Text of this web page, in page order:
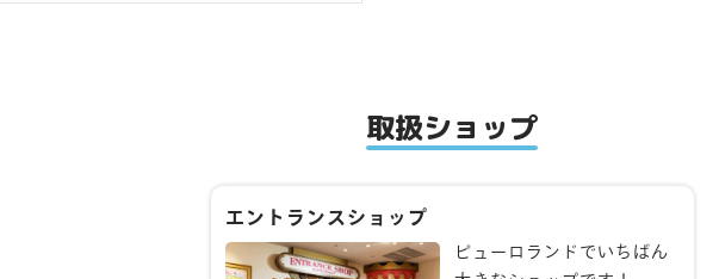
取扱ショップ
エントランスショップ
ピューロランドでいちばん